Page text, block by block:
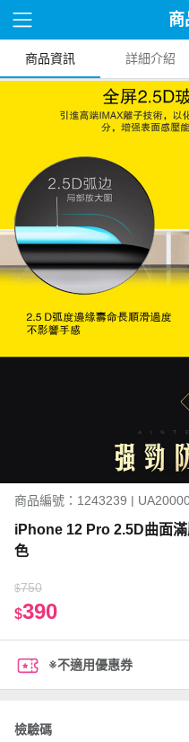
商
商品資訊 詳細介紹
商品編號：1243239 |
iPhone 12 Pro 2.5D曲面
色
$750
$390
※不適用優惠券
檢驗碼